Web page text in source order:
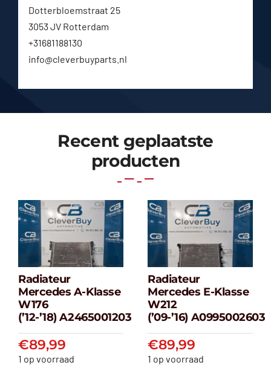
Dotterbloemstraat 25
3053 JV Rotterdam
+31681188130
info@cleverbuyparts.nl
Recent geplaatste
producten
Radiateur
Mercedes A-
klasse W176
(’12-’18) A2465001203
€89,99
Radiateur
Mercedes A-Klasse
W176
(’12-’18) A2465001203
€89,99
1 op voorraad
Radiateur
Mercedes E-
klasse W212
(’09-’16)
€89,99
Radiateur
Mercedes E-Klasse
W212
(’09-’16) A0995002603
€89,99
1 op voorraad